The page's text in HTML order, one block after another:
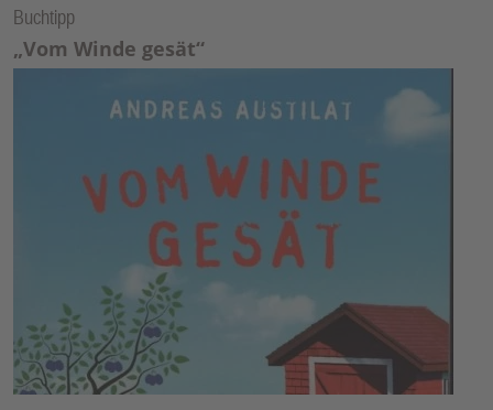
Buchtipp
„Vom Winde gesät“
kti
on
en